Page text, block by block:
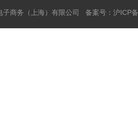
商务（上海）有限公司 备案号： 沪ICP